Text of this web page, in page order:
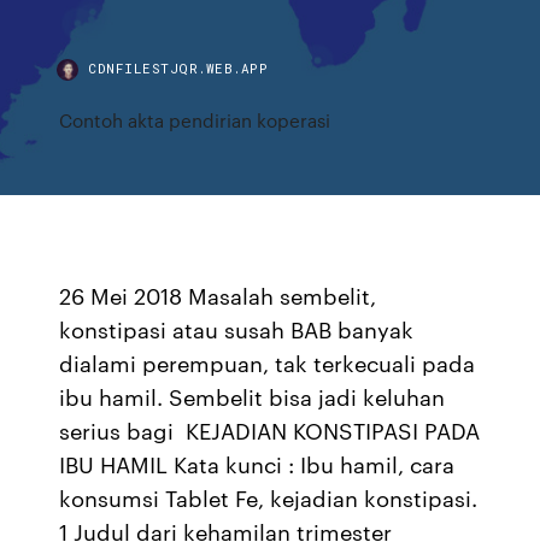
CDNFILESTJQR.WEB.APP
Contoh akta pendirian koperasi
26 Mei 2018 Masalah sembelit,
konstipasi atau susah BAB banyak
dialami perempuan, tak terkecuali pada
ibu hamil. Sembelit bisa jadi keluhan
serius bagi KEJADIAN KONSTIPASI PADA
IBU HAMIL Kata kunci : Ibu hamil, cara
konsumsi Tablet Fe, kejadian konstipasi.
1 Judul dari kehamilan trimester